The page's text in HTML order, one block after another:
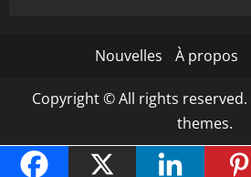
Nouvelles À propos
Copyright © All rights reserved.
themes.